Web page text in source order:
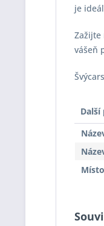
je
Zažijte
vášeň